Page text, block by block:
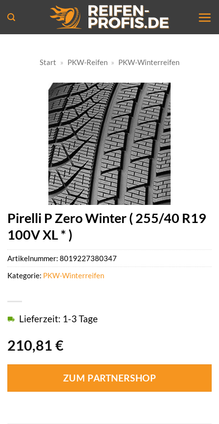
Inhalt
springen
Start » PKW-Reifen » PKW-Winterreifen
Pirelli P Zero Winter ( 255/40 R19
100V XL * )
210,81 €
Lieferzeit: 1-3 Tage
ZUM PARTNERSHOP
Artikelnummer: 8019227380347
Kategorie: PKW-Winterreifen